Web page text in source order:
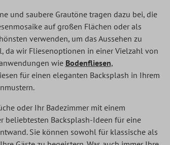
und saubere Grautöne tragen dazu bei, die
auf großen Flächen oder als
verwenden, um das Aussehen zu
da wir Fliesenoptionen in einer Vielzahl von
wie Bodenfliesen,
für einen eleganten Backsplash in Ihrem
oder Ihr Badezimmer mit einem
beliebtesten Backsplash-Ideen für eine
Sie können sowohl für klassische als